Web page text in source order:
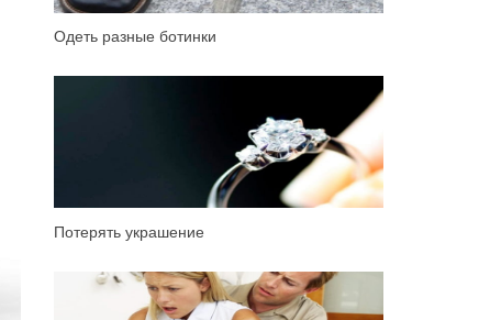
Одеть разные ботинки
Потерять украшение